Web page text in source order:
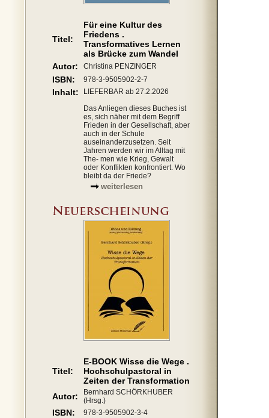
Titel:
Für eine Kultur des
Friedens .
Transformatives Lernen
als Brücke zum Wandel
Autor:
Christina PENZINGER
ISBN: 978-3-9505902-2-7
Inhalt:
LIEFERBAR ab 27.2.2026
Das Anliegen dieses Buches ist
es, sich näher mit dem Begriff
Frieden in der Gesellschaft, aber
auch in der Schule
auseinanderzusetzen. Seit
Jahren werden wir im Alltag mit
The- men wie Krieg, Gewalt
oder Konflikten konfrontiert. Wo
bleibt da der Friede?
weiterlesen
Titel:
E-BOOK Wisse die Wege .
Hochschulpastoral in
Zeiten der Transformation
Autor:
Bernhard SCHÖRKHUBER
(Hrsg.)
ISBN: 978-3-9505902-3-4